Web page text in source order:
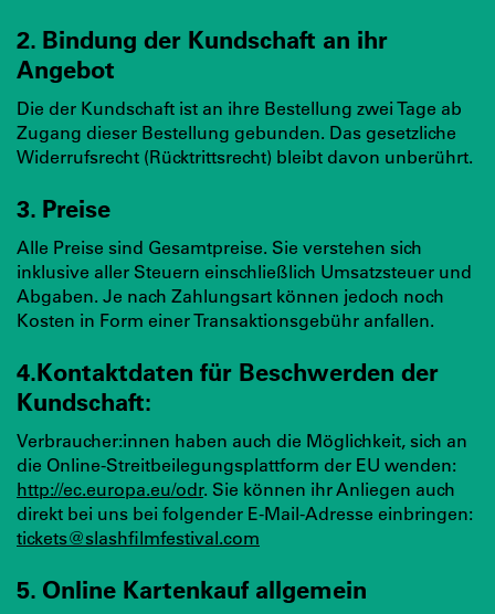
2. Bindung der Kundschaft an ihr
Angebot
Die der Kundschaft ist an ihre Bestellung zwei Tage ab
Zugang dieser Bestellung gebunden. Das gesetzliche
Widerrufsrecht (Rücktrittsrecht) bleibt davon unberührt.
3. Preise
Alle Preise sind Gesamtpreise. Sie verstehen sich
inklusive aller Steuern einschließlich Umsatzsteuer und
Abgaben. Je nach Zahlungsart können jedoch noch
Kosten in Form einer Transaktionsgebühr anfallen.
4.Kontaktdaten für Beschwerden der
Kundschaft:
Verbraucher:innen haben auch die Möglichkeit, sich an
die Online-Streitbeilegungsplattform der EU wenden:
http://ec.europa.eu/odr. Sie können ihr Anliegen auch
direkt bei uns bei folgender E-Mail-Adresse einbringen:
tickets@slashfilmfestival.com
5. Online Kartenkauf allgemein